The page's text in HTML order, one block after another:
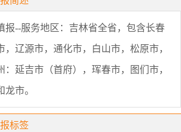
--服务地区：吉林省全省，包含长春
，辽源市，通化市，白山市，松原市，
：延吉市（首府），珲春市，图们市，
市。
标签